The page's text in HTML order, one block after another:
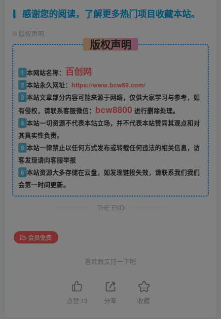
感谢您的阅读，了解更多热门项目收藏本站。
© 版权声明
版权声明
1 本网站名称： 百创网
2 本站永久网址： https://www.bcw89.com/
3 本站文章部分内容可能来源于网络，仅供大家学习与参考，如
有侵权，请联系客服微信： bcw8800 进行删除处理。
4 本站一切资源不代表本站立场，并不代表本站赞同其观点和对
其真实性负责。
5 本站一律禁止以任何方式发布或转载任何违法的相关信息，访
客发现请向客服举报
6 本站资源大多存储在云盘，如发现链接失效，请联系我们我们
会第一时间更新。
THE END
会员免费
喜欢就支持一下吧
点赞 13 分享 收藏